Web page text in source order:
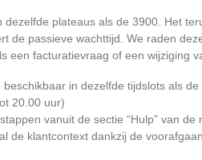
plateaus als de 3900. Het
de passieve wachttijd. We raden
een facturatievraag of een wijziging
in dezelfde tijdslots als
20.00 uur)
vanuit de sectie “Hulp” van de
de klantcontext dankzij de